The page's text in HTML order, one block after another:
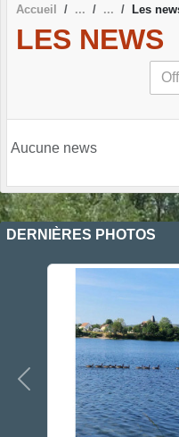
Accueil Les
LES NEWS
Aucune news
DERNIÈRES PHOTOS
Précedent